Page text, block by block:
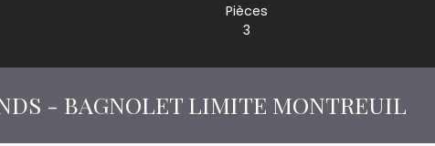
Pièces
3
- BAGNOLET LIMITE MONTREUIL